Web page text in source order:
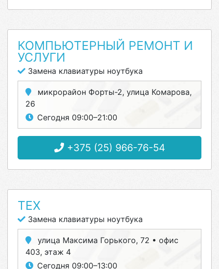
КОМПЬЮТЕРНЫЙ РЕМОНТ И
УСЛУГИ
Замена клавиатуры ноутбука
микрорайон Форты-2, улица Комарова,
26
Сегодня 09:00–21:00
+375 (25) 966-76-54
ТЕХ
Замена клавиатуры ноутбука
улица Максима Горького, 72 • офис
403, этаж 4
Сегодня 09:00–13:00